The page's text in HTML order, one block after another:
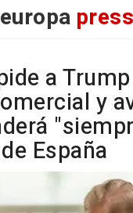
europa press
a
y
España